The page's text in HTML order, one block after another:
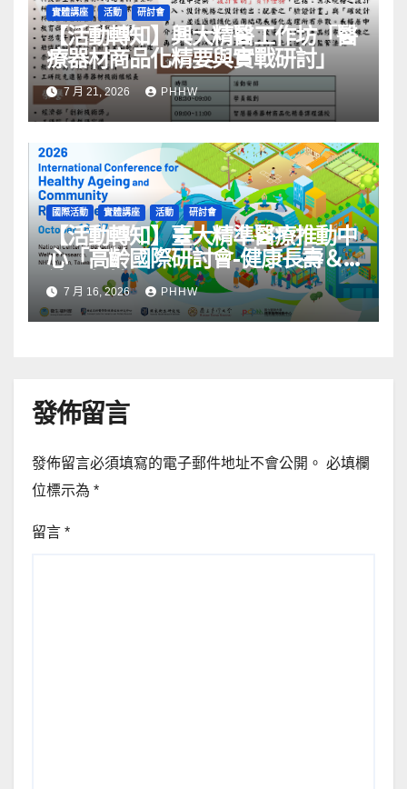
實體講座 活動 研討會
【活動轉知】興大精醫工作坊「醫
療器材商品化精要與實戰研討」
7 月 21, 2026 PHHW
國際活動 實體講座 活動 研討會
【活動轉知】臺大精準醫療推動中
心「高齡國際研討會-健康長壽＆
社區韌性」
7 月 16, 2026 PHHW
發佈留言
發佈留言必須填寫的電子郵件地址不會公開。 必填欄
位標示為 *
留言 *